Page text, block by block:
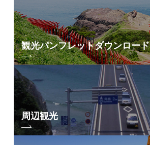
観光パンフレットダウンロード
周辺観光